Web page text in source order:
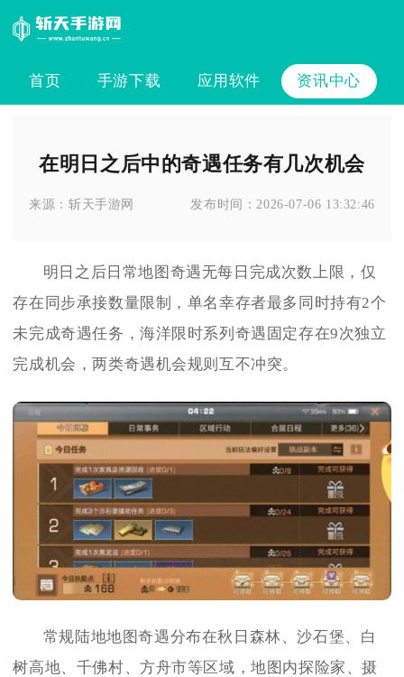
首页 手游下载 应用软件 资讯中心
在明日之后中的奇遇任务有几次机会
来源：斩天手游网 发布时间： 2026-07-06 13:32:46
明日之后日常地图奇遇无每日完成次数上限，仅
存在同步承接数量限制，单名幸存者最多同时持有2个
未完成奇遇任务，海洋限时系列奇遇固定存在9次独立
完成机会，两类奇遇机会规则互不冲突。
常规陆地地图奇遇分布在秋日森林、沙石堡、白
树高地、千佛村、方舟市等区域，地图内探险家、摄